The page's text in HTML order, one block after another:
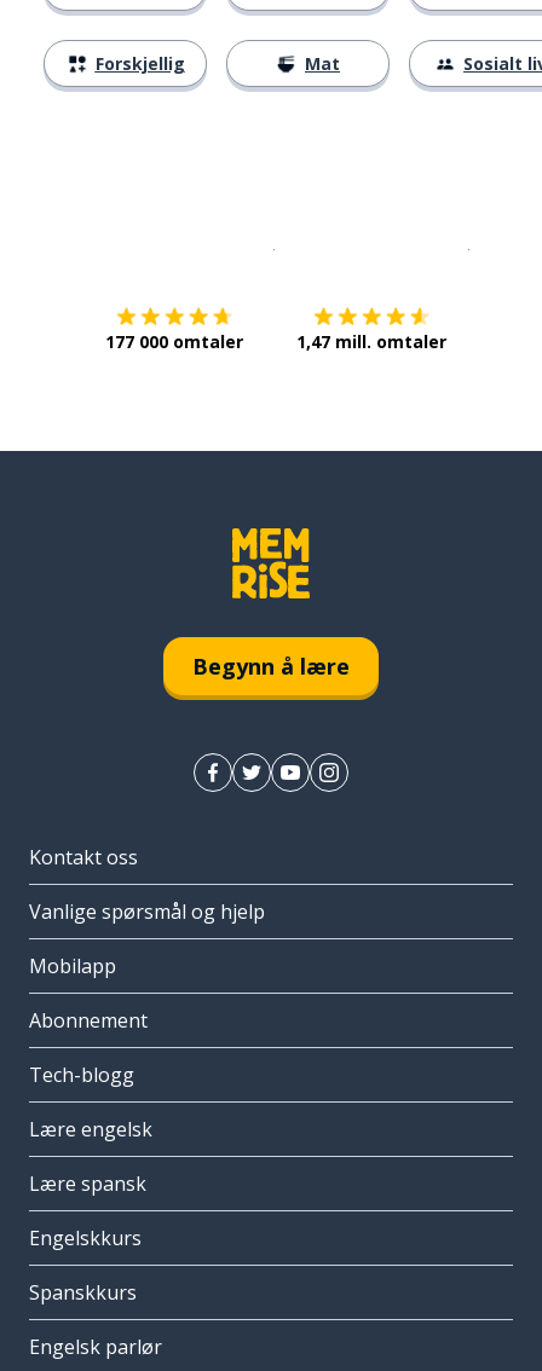
Forskjellig Mat Sosialt
177 000 omtaler 1,47 mill. omtaler
Begynn å lære
Kontakt oss
Vanlige spørsmål og hjelp
Mobilapp
Abonnement
Tech-blogg
Lære engelsk
Lære spansk
Engelskkurs
Spanskkurs
Engelsk parlør